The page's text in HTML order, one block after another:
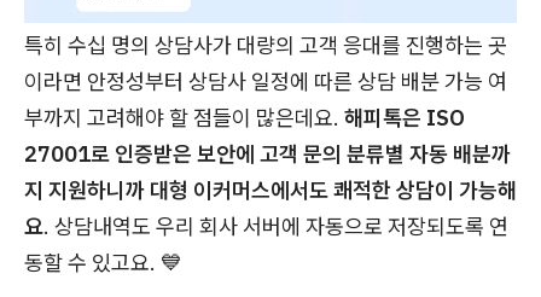
특히 수십 명의 상담사가 대량의 고객 응대를 진행하는 곳
이라면 안정성부터 상담사 일정에 따른 상담 배분 가능 여
부까지 고려해야 할 점들이 많은데요. 해피톡은 ISO
27001로 인증받은 보안에 고객 문의 분류별 자동 배분까
지 지원하니까 대형 이커머스에서도 쾌적한 상담이 가능해
요. 상담내역도 우리 회사 서버에 자동으로 저장되도록 연
동할 수 있고요. 💙